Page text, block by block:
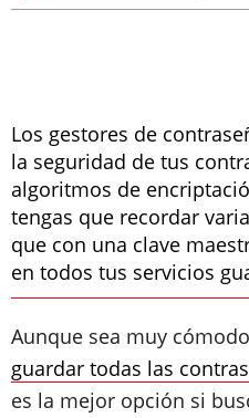
Los gestores de
la seguridad de tus
algoritmos de
tengas que recordar
que con una clave
en todos tus servicios
Aunque sea muy
guardar todas las
es la mejor opción si